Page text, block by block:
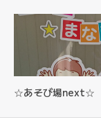
☆あそび場next☆